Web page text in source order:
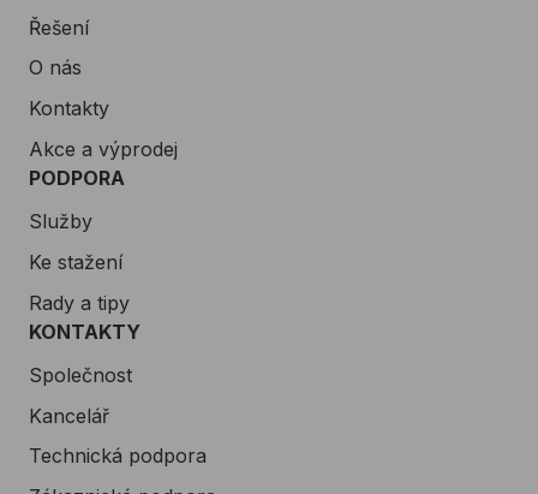
Řešení
O nás
Kontakty
Akce a výprodej
PODPORA
Služby
Ke stažení
Rady a tipy
KONTAKTY
Společnost
Kancelář
Technická podpora